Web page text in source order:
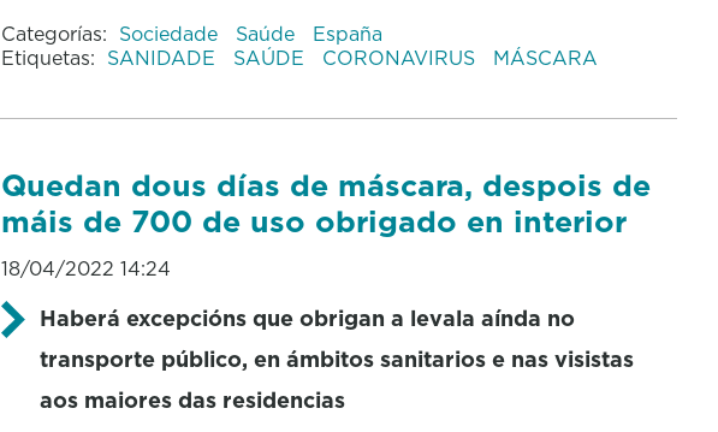
Categorías: Sociedade Saúde
España
Etiquetas: SANIDADE SAÚDE CORONAVIRUS MÁSCARA
Quedan dous días de máscara, despois de
máis de 700 de uso obrigado en interior
18/04/2022 14:24
Haberá excepcións que obrigan a levala aínda no
transporte público, en ámbitos sanitarios e nas visistas
aos maiores das residencias